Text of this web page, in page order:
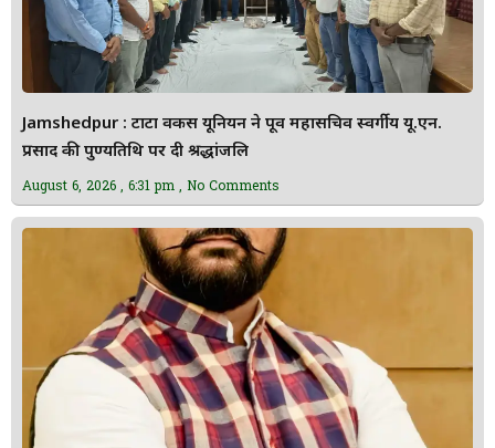
Jamshedpur : टाटा वर्कर्स यूनियन ने पूर्व महासचिव स्वर्गीय यू.एन.
प्रसाद की पुण्यतिथि पर दी श्रद्धांजलि
August 6, 2026 6:31 pm No Comments